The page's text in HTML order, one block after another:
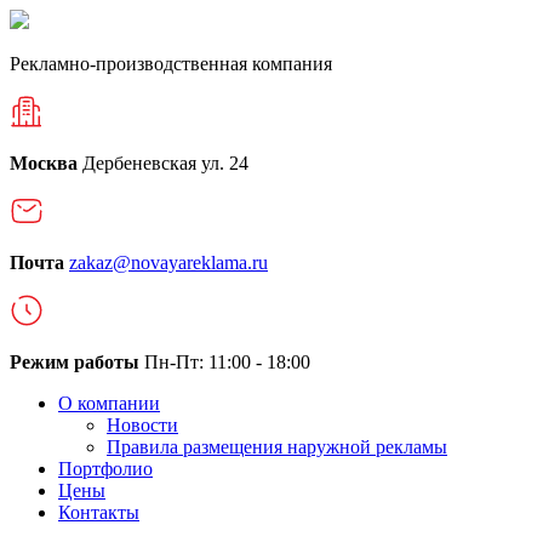
Рекламно-производственная компания
Москва Дербеневская ул. 24
Почта zakaz@novayareklama.ru
Режим работы Пн-Пт: 11:00 - 18:00
О компании
Новости
Правила размещения наружной рекламы
Портфолио
Цены
Контакты